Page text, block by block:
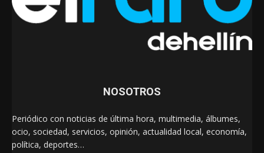
NOSOTROS
Periódico con noticias de última hora, multimedia, álbumes,
ocio, sociedad, servicios, opinión, actualidad local, economía,
política, deportes…